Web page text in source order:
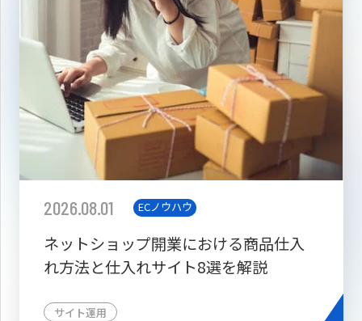
2026.08.01 ECノウハウ
ネットショップ開業における商品仕入
れ方法と仕入れサイト8選を解説
サイト運用